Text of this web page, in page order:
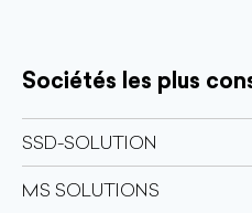
Sociétés les plus
SSD-SOLUTION
MS SOLUTIONS